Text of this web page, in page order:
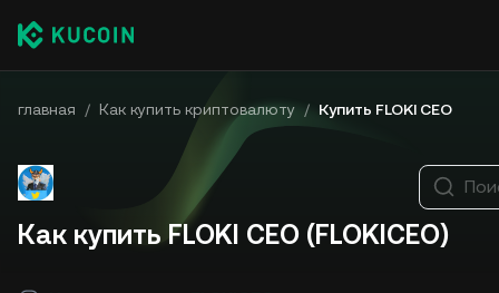
главная / Как купить криптовалюту / Купить FLOKI CEO
Как купить FLOKI CEO (FLOKICEO)